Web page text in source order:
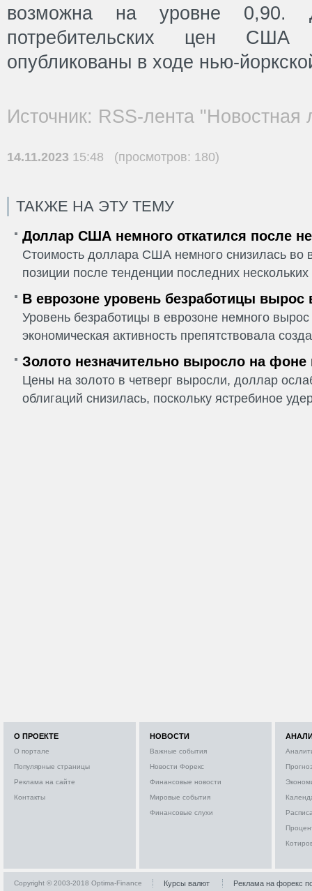
возможна на уровне 0,90.
потребительских цен
опубликованы в ходе нью-
Источник: RSS-лента "Новостная
14.11.2023 15:48 (просмотров: 180)
ТАКЖЕ НА ЭТУ ТЕМУ
Доллар США немного откатился после
Стоимость доллара США немного снизилась во
позиции после тенденции последних
В еврозоне уровень безработицы вырос
Уровень безработицы в еврозоне немного
экономическая активность препятствовала
Золото незначительно выросло на фоне
Цены на золото в четверг выросли, доллар
облигаций снизилась, поскольку ястребиное
О ПРОЕКТЕ
О портале
Популярные страницы
Реклама на сайте
Контакты
НОВОСТИ
Важные события
Новости Форекс
Финансовые новости
Мировые события
Финансовые слухи
Copyright © 2003-2018 Optima-Finance Курсы валют Реклама на форекс